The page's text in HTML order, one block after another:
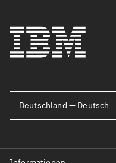
Deutschland — Deutsch